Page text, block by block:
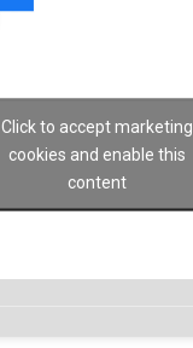
Click to accept marketing
cookies and enable this
content